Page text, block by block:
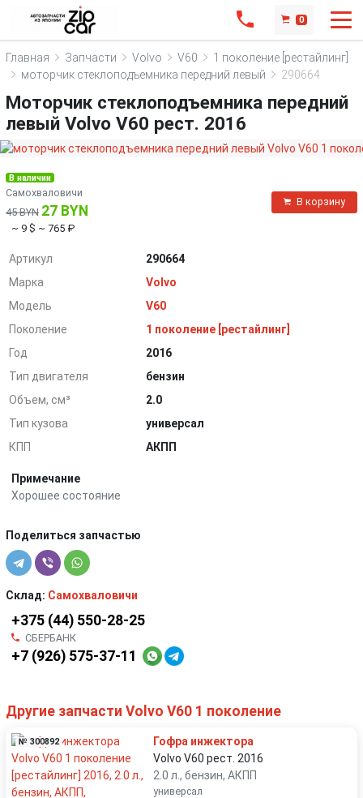
0
Главная Запчасти Volvo V60
1 поколение [рестайлинг]
моторчик стеклоподъемника передний левый
290664
Моторчик стеклоподъемника передний
левый Volvo V60 рест. 2016
В наличии
Самохваловичи
45 BYN 27 BYN
~ 9 $ ~ 765 ₽
В корзину
Артикул
290664
Марка
Volvo
Модель
V60
Поколение
1 поколение [рестайлинг]
Год
2016
Тип двигателя
бензин
Объем, см³
2.0
Тип кузова
универсал
КПП
АКПП
Примечание
Хорошее состояние
Поделиться запчастью
Склад: Самохваловичи
+375 (44) 550-28-25
СБЕРБАНК
+7 (926) 575-37-11
Другие запчасти Volvo V60 1 поколение
№ 300892
Гофра инжектора
Volvo V60 рест. 2016
2.0 л., бензин, АКПП
универсал